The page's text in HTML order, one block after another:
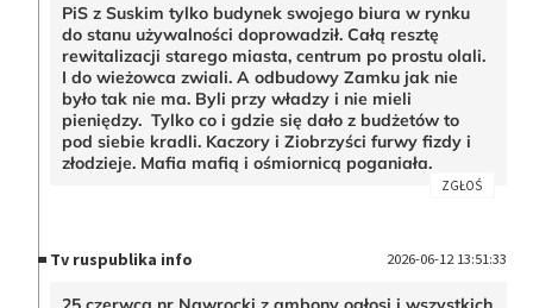
PiS z Suskim tylko budynek swojego biura w rynku
do stanu używalności doprowadził. Całą resztę
rewitalizacji starego miasta, centrum po prostu olali.
I do wieżowca zwiali. A odbudowy Zamku jak nie
było tak nie ma. Byli przy władzy i nie mieli
pieniędzy. Tylko co i gdzie się dało z budżetów to
pod siebie kradli. Kaczory i Ziobrzyści furwy fizdy i
złodzieje. Mafia mafią i ośmiornicą poganiała.
ZGŁOŚ
Tv ruspublika info 2026-06-12 13:51:33